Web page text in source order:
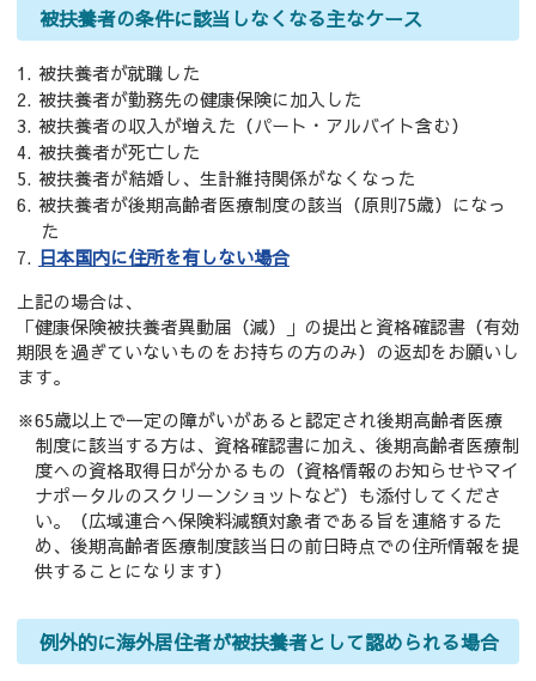
被扶養者の条件に該当しなくなる主なケース
被扶養者が就職した
被扶養者が勤務先の健康保険に加入した
被扶養者の収入が増えた（パート・アルバイト含む）
被扶養者が死亡した
被扶養者が結婚し、生計維持関係がなくなった
被扶養者が後期高齢者医療制度の該当（原則75歳）になっ
た
日本国内に住所を有しない場合
上記の場合は、
「健康保険被扶養者異動届（減）」の提出と資格確認書（有効
期限を過ぎていないものをお持ちの方のみ）の返却をお願いし
ます。
※65歳以上で一定の障がいがあると認定され後期高齢者医療
制度に該当する方は、資格確認書に加え、後期高齢者医療制
度への資格取得日が分かるもの（資格情報のお知らせやマイ
ナポータルのスクリーンショットなど）も添付してくださ
い。（広域連合へ保険料減額対象者である旨を連絡するた
め、後期高齢者医療制度該当日の前日時点での住所情報を提
供することになります）
例外的に海外居住者が被扶養者として認められる場合